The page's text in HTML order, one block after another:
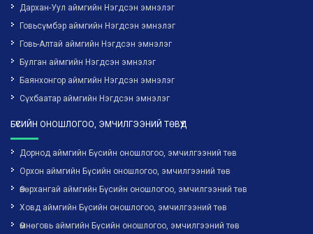
Дархан-Уул аймгийн Нэгдсэн эмнэлэг
Говьсүмбэр аймгийн Нэгдсэн эмнэлэг
Говь-Алтай аймгийн Нэгдсэн эмнэлэг
Булган аймгийн Нэгдсэн эмнэлэг
Баянхонгор аймгийн Нэгдсэн эмнэлэг
Сүхбаатар аймгийн Нэгдсэн эмнэлэг
БҮСИЙН ОНОШЛОГОО, ЭМЧИЛГЭЭНИЙ ТӨВҮҮД
Дорнод аймгийн Бүсийн оношлогоо, эмчилгээний төв
Орхон аймгийн Бүсийн оношлогоо, эмчилгээний төв
Өвөрхангай аймгийн Бүсийн оношлогоо, эмчилгээний төв
Ховд аймгийн Бүсийн оношлогоо, эмчилгээний төв
Өмнөговь аймгийн Бүсийн оношлогоо, эмчилгээний төв